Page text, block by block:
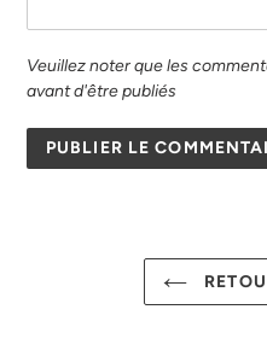
Veuillez noter que les
avant d'être publiés